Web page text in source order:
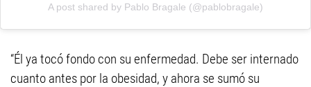
A post shared by Pablo Bragale (@pablobragale)
“Él ya tocó fondo con su enfermedad. Debe ser internado
cuanto antes por la obesidad, y ahora se sumó su